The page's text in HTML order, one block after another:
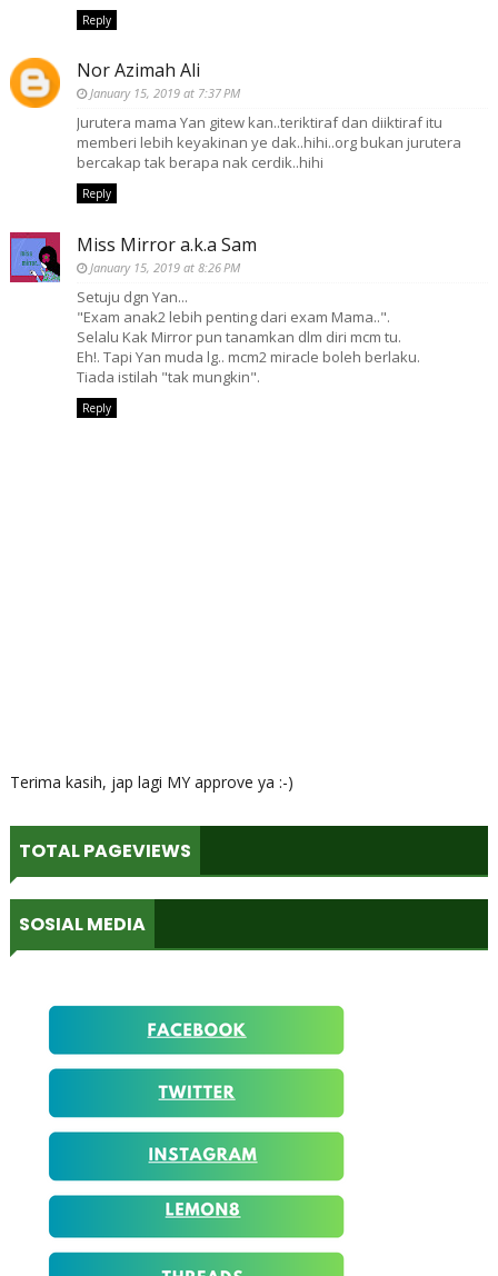
Reply
Nor Azimah Ali
January 15, 2019 at 7:37 PM
Jurutera mama Yan gitew kan..teriktiraf dan diiktiraf itu
memberi lebih keyakinan ye dak..hihi..org bukan jurutera
bercakap tak berapa nak cerdik..hihi
Reply
Miss Mirror a.k.a Sam
January 15, 2019 at 8:26 PM
Setuju dgn Yan...
"Exam anak2 lebih penting dari exam Mama..".
Selalu Kak Mirror pun tanamkan dlm diri mcm tu.
Eh!. Tapi Yan muda lg.. mcm2 miracle boleh berlaku.
Tiada istilah "tak mungkin".
Reply
Terima kasih, jap lagi MY approve ya :-)
TOTAL PAGEVIEWS
SOSIAL MEDIA